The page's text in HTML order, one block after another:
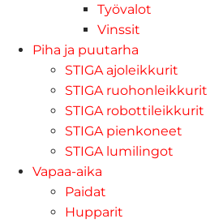
Työvalot
Vinssit
Piha ja puutarha
STIGA ajoleikkurit
STIGA ruohonleikkurit
STIGA robottileikkurit
STIGA pienkoneet
STIGA lumilingot
Vapaa-aika
Paidat
Hupparit